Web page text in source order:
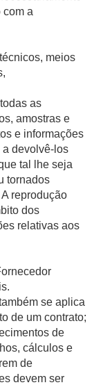
com a
meios
as
amostras e
e informações
devolvê-los
tal lhe seja
tornados
reprodução
dos
relativas aos
se aplica
de um contrato;
de
cálculos e
de
devem ser